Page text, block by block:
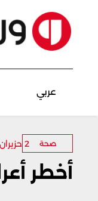
عربي
صحة 2 حزيران 2026
أخطر